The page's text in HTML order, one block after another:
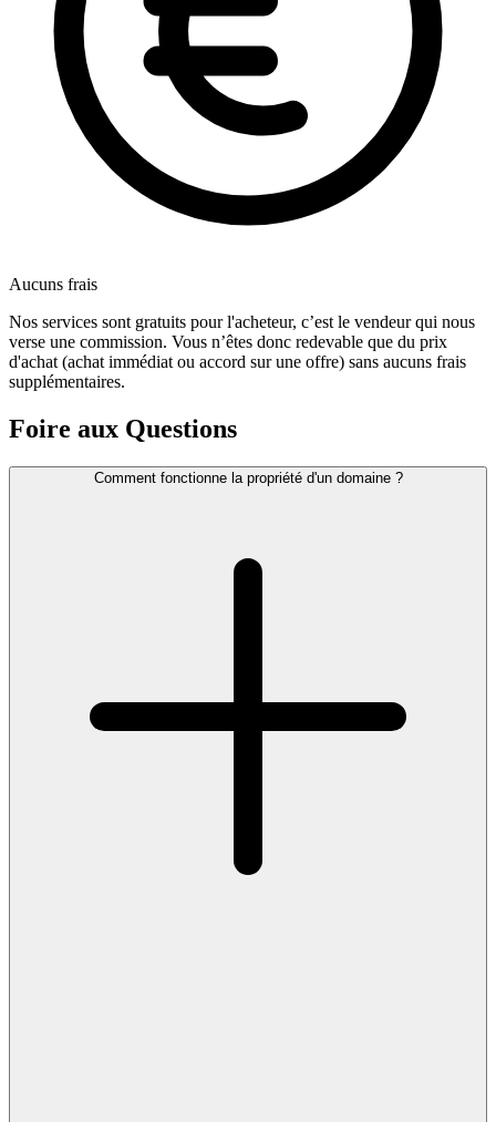
Aucuns frais
Nos services sont gratuits pour l'acheteur, c’est le vendeur qui nous
verse une commission. Vous n’êtes donc redevable que du prix
d'achat (achat immédiat ou accord sur une offre) sans aucuns frais
supplémentaires.
Foire aux Questions
Comment fonctionne la propriété d'un domaine ?